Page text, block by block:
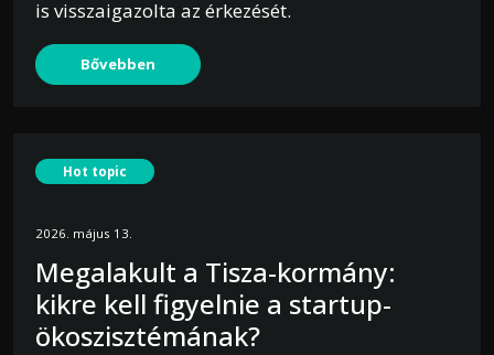
is visszaigazolta az érkezését.
Bővebben
Hot topic
2026. május 13.
Megalakult a Tisza-kormány:
kikre kell figyelnie a startup-
ökoszisztémának?